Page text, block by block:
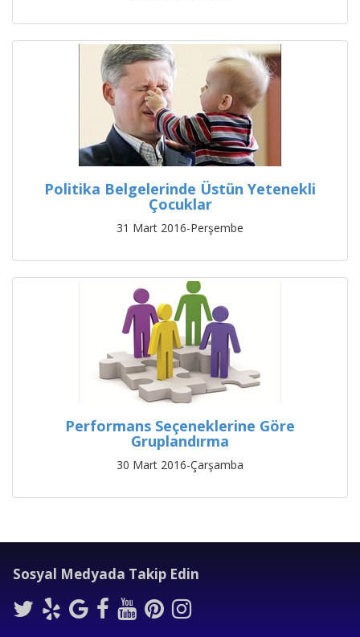
Politika Belgelerinde Üstün Yetenekli
Çocuklar
31 Mart 2016-Perşembe
Performans Seçeneklerine Göre
Gruplandırma
30 Mart 2016-Çarşamba
Sosyal Medyada Takip Edin